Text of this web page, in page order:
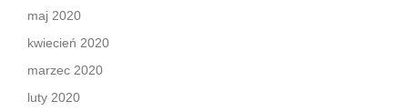
maj 2020
kwiecień 2020
marzec 2020
luty 2020